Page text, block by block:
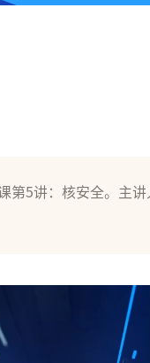
第5讲：核安全。主